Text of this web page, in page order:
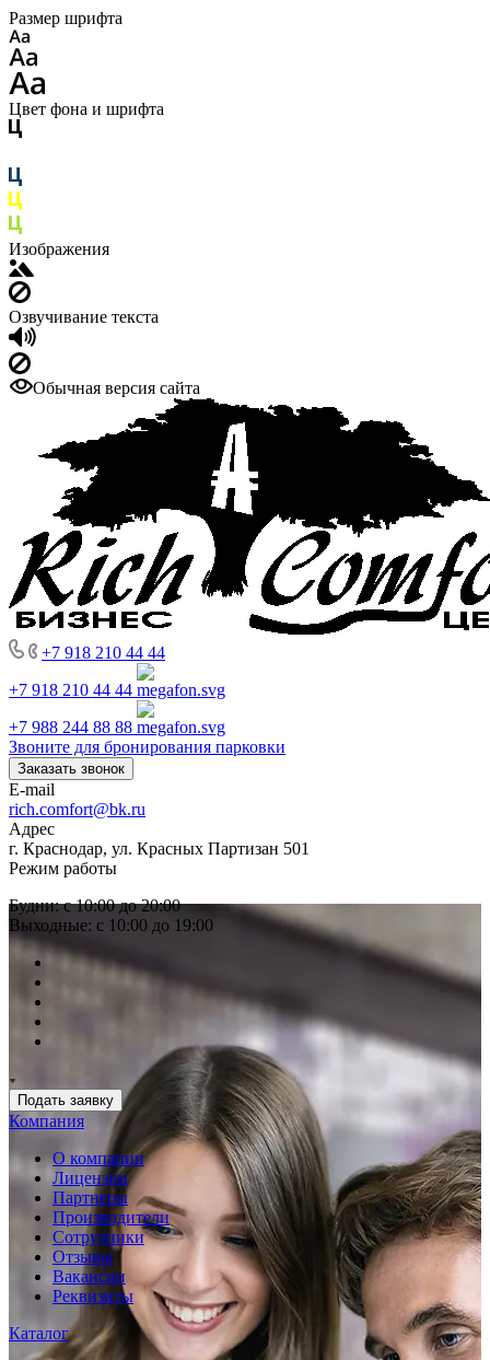
Размер шрифта
Цвет фона и шрифта
Изображения
Озвучивание текста
Обычная версия сайта
+7 918 210 44 44
+7 918 210 44 44
+7 988 244 88 88
Звоните для бронирования парковки
Заказать звонок
E-mail
rich.comfort@bk.ru
Адрес
г. Краснодар, ул. Красных Партизан 501
Режим работы
Будни: с 10:00 до 20:00
Выходные: с 10:00 до 19:00
Подать заявку
Компания
О компании
Лицензии
Партнеры
Производители
Сотрудники
Отзывы
Вакансии
Реквизиты
Каталог